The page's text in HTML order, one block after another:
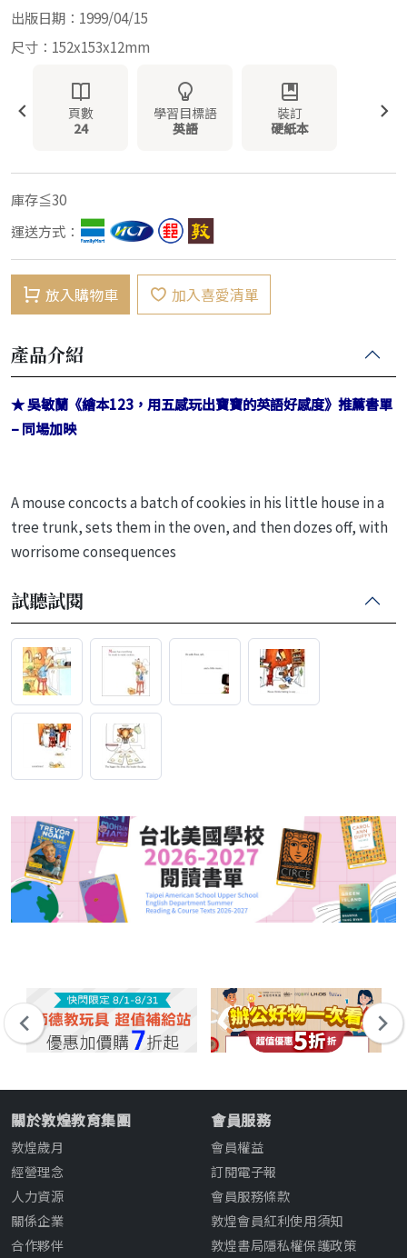
出版日期：1999/04/15
尺寸：152x153x12mm
頁數
24
學習目標語
英語
裝訂
硬紙本
庫存≦30
運送方式：
放入購物車 加入喜愛清單
產品介紹
★ 吳敏蘭《繪本123，用五感玩出寶寶的英語好感度》推薦書單
– 同場加映
A mouse concocts a batch of cookies in his little house in a
tree trunk, sets them in the oven, and then dozes off, with
worrisome consequences
試聽試閱
關於敦煌教育集團
敦煌歲月
經營理念
人力資源
關係企業
合作夥伴
會員服務
會員權益
訂閱電子報
會員服務條款
敦煌會員紅利使用須知
敦煌書局隱私權保護政策